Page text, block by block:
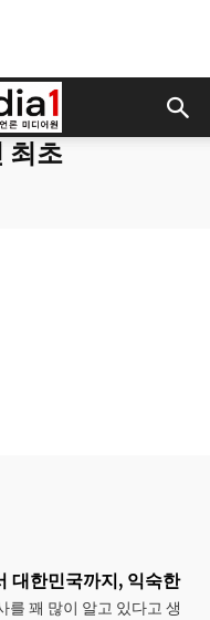
최초
대한민국까지, 익숙한
를 꽤 많이 알고 있다고 생